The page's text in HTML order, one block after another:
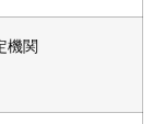
機関